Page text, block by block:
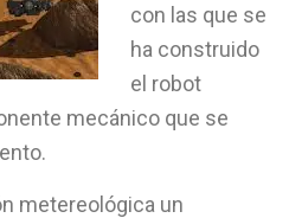
con las que se
ha construido
el robot
mecánico que se
metereológica un